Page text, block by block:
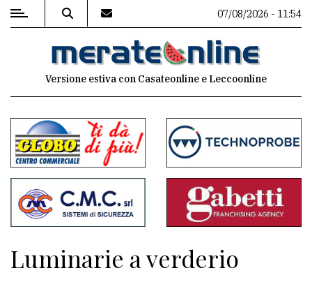
MENU
commenti
Contenuti
del
sito
Associazioni
07/08/2026 - 11:54
Versione estiva con Casateonline e Leccoonline
Luminarie a verderio